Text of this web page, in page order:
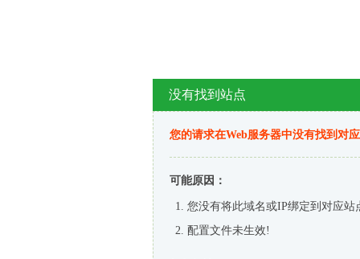
没有找到站点
您的请求在Web服务器中没有找到对
可能原因：
您没有将此域名或IP绑定到对应站
配置文件未生效!